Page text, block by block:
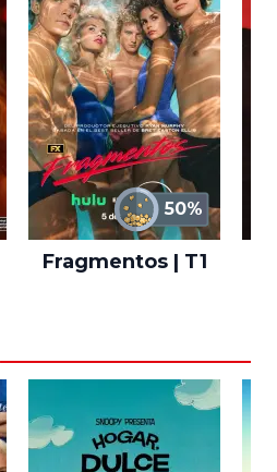
50%
Fragmentos | T1